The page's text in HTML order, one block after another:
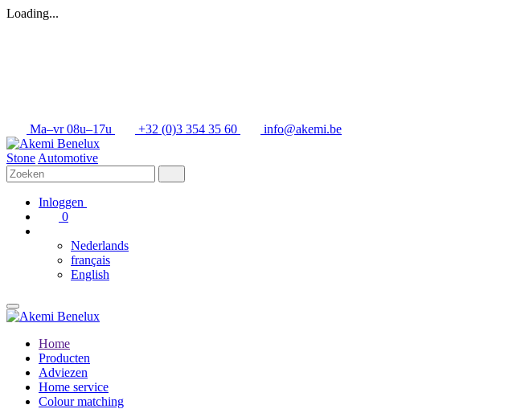
Loading...
Ma–vr 08u–17u +32 (0)3 354 35 60 info@akemi.be
Stone Automotive
Inloggen
0
Nederlands
français
English
Home
Producten
Adviezen
Home service
Colour matching